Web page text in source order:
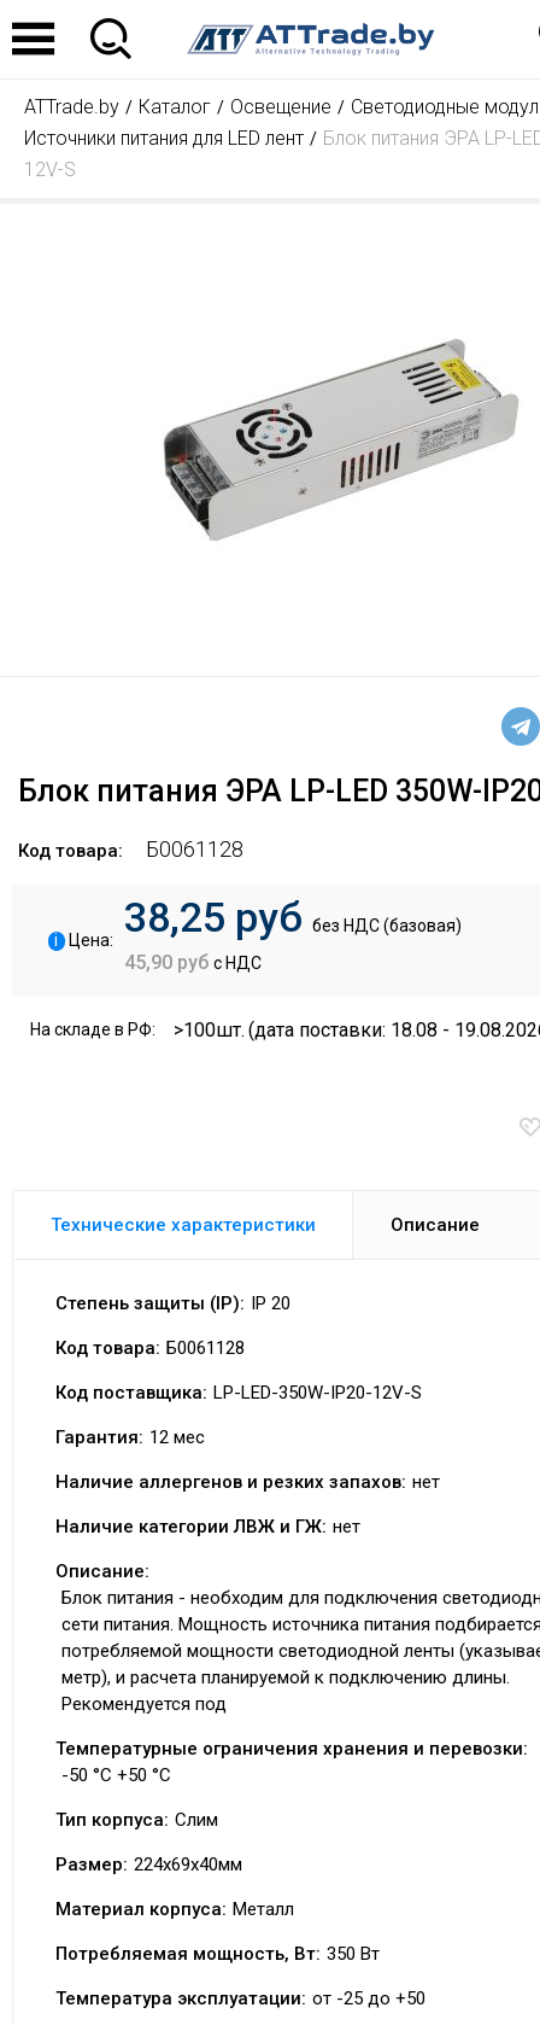
ATTrade.by Каталог Освещение
Светодиодные
Источники питания для LED лент
Блок питания ЭРА LP-
12V-S
Блок питания ЭРА LP-LED 350W-
Код товара: Б0061128
i Цена: 38,25 руб без НДС (базовая)
45,90 руб с НДС
На складе в РФ: >100шт. (дата поставки: 18.08 -
Технические характеристики Описание
Степень защиты (IP): IP 20
Код товара: Б0061128
Код поставщика: LP-LED-350W-IP20-12V-S
Гарантия: 12 мес
Наличие аллергенов и резких запахов: нет
Наличие категории ЛВЖ и ГЖ: нет
Описание:
Блок питания - необходим для подключения
сети питания. Мощность источника питания
потребляемой мощности светодиодной ленты
метр), и расчета планируемой к подключению длины.
Рекомендуется под
Температурные ограничения хранения и перевозки:
-50 °С +50 °С
Тип корпуса: Слим
Размер: 224х69х40мм
Материал корпуса: Металл
Потребляемая мощность, Вт: 350 Вт
Температура эксплуатации: от -25 до +50